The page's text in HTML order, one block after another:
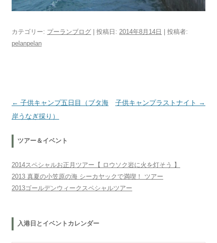
カテゴリー: プーランブログ | 投稿日: 2014年8月14日
投稿者:
pelanpelan
投稿ナビゲーション
← 子供キャンプ五日目（ブタ海
岸うなぎ採り）
子供キャンプラストナイト →
ツアー＆イベント
2014スペシャルお正月ツアー【 ロウソク岩に火を灯そう 】
2013 真夏の小笠原の海 シーカヤックで満喫！ ツアー
2013ゴールデンウィークスペシャルツアー
入港日とイベントカレンダー